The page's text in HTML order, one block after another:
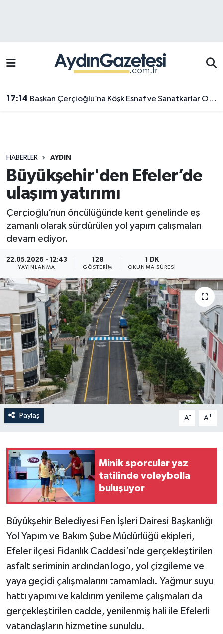
17:14 Başkan Çerçioğlu’na Köşk Esnaf ve Sanatkarlar Odası’ndan ziyaret
HABERLER AYDIN
Büyükşehir'den Efeler’de
ulaşım yatırımı
Çerçioğlu’nun öncülüğünde kent genelinde eş
zamanlı olarak sürdürülen yol yapım çalışmaları
devam ediyor.
22.05.2026 - 12:43
YAYINLANMA
128
GÖSTERIM
1 DK
OKUNMA SÜRESI
Paylaş A- A+
Minik sporcular yaz
tatilinde voleybolla
buluşuyor
Büyükşehir Belediyesi Fen İşleri Dairesi Başkanlığı
Yol Yapım ve Bakım Şube Müdürlüğü ekipleri,
Efeler ilçesi Fidanlık Caddesi’nde gerçekleştirilen
asfalt seriminin ardından logo, yol çizgileme ve
yaya geçidi çalışmalarını tamamladı. Yağmur suyu
hattı yapımı ve kaldırım yenileme çalışmaları da
gerçekleştirilen cadde, yenilenmiş hali ile Efelerli
vatandaşların hizmetine sunuldu.
Efeler Trafik Yoğunluk Haritası
Süper Lig Puan Durumu ve Fikstür